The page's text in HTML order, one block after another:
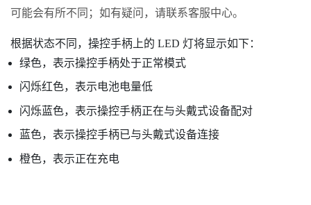
可能会有所不同；如有疑问，请联系客服中心。
根据状态不同，操控手柄上的 LED 灯将显示如下：
绿色，表示操控手柄处于正常模式
闪烁红色，表示电池电量低
闪烁蓝色，表示操控手柄正在与头戴式设备配对
蓝色，表示操控手柄已与头戴式设备连接
橙色，表示正在充电